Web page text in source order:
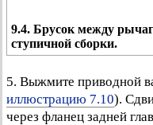
9.4. Брусок между
ступичной сборки.
5. Выжмите приводной
иллюстрацию 7.10).
через фланец задней